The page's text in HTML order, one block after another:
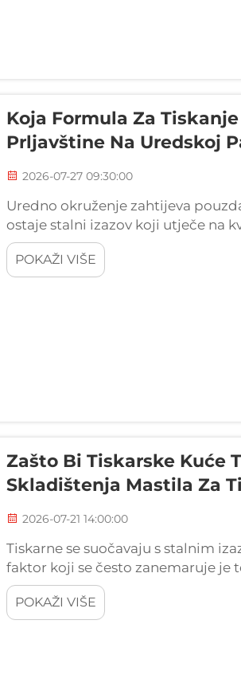
Koja Formula Za
Prljavštine Na Uredskoj
2026-07-27 09:30:00
Uredno okruženje zahtijeva
ostaje stalni izazov koji utječe na
formula za štampanje ne
POKAŽI VIŠE
Zašto Bi Tiskarske Kuće
Skladištenja Mastila Za
2026-07-21 14:00:00
Tiskarne se suočavaju s stalnim
faktor koji se često zanemaruje je
Okruženje u kojem se tinte
dugovječnost i...
POKAŽI VIŠE